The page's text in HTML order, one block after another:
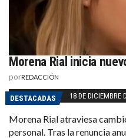
Morena Rial inicia
porREDACCIÓN
DESTACADAS 18 DE DICIEMBRE
Morena Rial atraviesa
personal. Tras la renuncia